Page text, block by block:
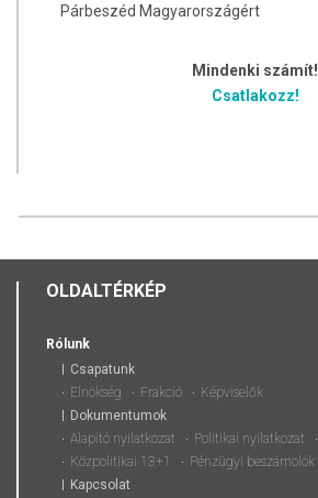
Párbeszéd Magyarországért
Mindenki számít!
Csatlakozz!
OLDALTÉRKÉP
Rólunk
Csapatunk
Elnökség
Frakció
Képviselők
Dokumentumok
Alapító nyilatkozat
Politikai nyilatkozat
Közpolitikai 13+1
Pénzügyi beszámolók
Kapcsolat